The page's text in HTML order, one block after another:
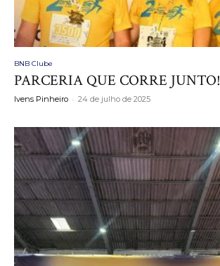
BNB Clube
PARCERIA QUE CORRE JUNTO!
Ivens Pinheiro - 24 de julho de 2025